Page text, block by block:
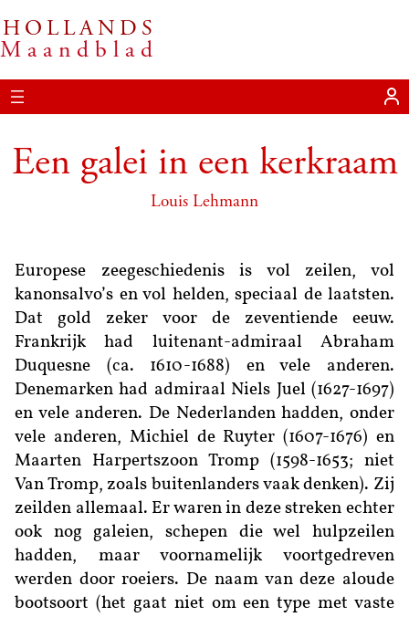
Ga
naar
de
inhoud
HOLLANDS
Maandblad
Een galei in een kerkraam
Louis Lehmann
Europese zeegeschiedenis is vol zeilen, vol
kanonsalvo’s en vol helden, speciaal de laatsten.
Dat gold zeker voor de zeventiende eeuw.
Frankrijk had luitenant-admiraal Abraham
Duquesne (ca. 1610-1688) en vele anderen.
Denemarken had admiraal Niels Juel (1627-1697)
en vele anderen. De Nederlanden hadden, onder
vele anderen, Michiel de Ruyter (1607-1676) en
Maarten Harpertszoon Tromp (1598-1653; niet
Van Tromp, zoals buitenlanders vaak denken). Zij
zeilden allemaal. Er waren in deze streken echter
ook nog galeien, schepen die wel hulpzeilen
hadden, maar voornamelijk voortgedreven
werden door roeiers. De naam van deze aloude
bootsoort (het gaat niet om een type met vaste